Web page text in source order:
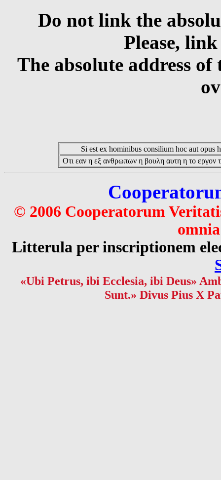
Do not link the
Please,
The absolute address
Si est ex hominibus consilium hoc aut opus
Οτι εαν η εξ ανθρωπων η βουλη αυτη η το εργον
© 2006 Cooperatorum
Litterula per inscriptionem
«Ubi Petrus, ibi Ecclesia, ibi Deus»
Sunt.» Divus Pius X